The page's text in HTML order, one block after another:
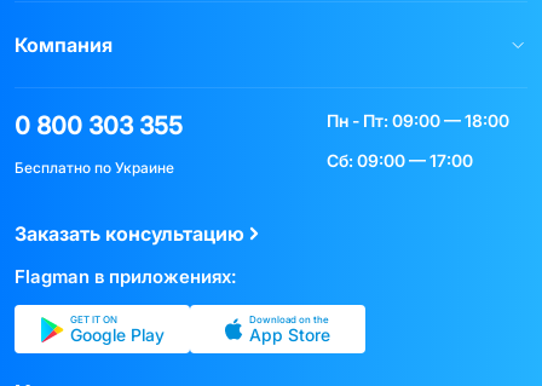
Компания
0 800 303 355
Бесплатно по Украине
Пн - Пт: 09:00 — 18:00
Сб: 09:00 — 17:00
Заказать консультацию
Flagman в приложениях:
GET IT ON
Google Play
Download on the
App Store